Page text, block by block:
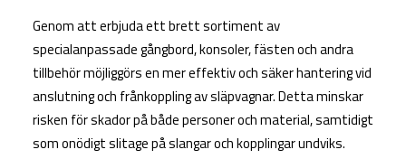
Genom att erbjuda ett brett sortiment av
specialanpassade gångbord, konsoler, fästen och andra
tillbehör möjliggörs en mer effektiv och säker hantering vid
anslutning och frånkoppling av släpvagnar. Detta minskar
risken för skador på både personer och material, samtidigt
som onödigt slitage på slangar och kopplingar undviks.